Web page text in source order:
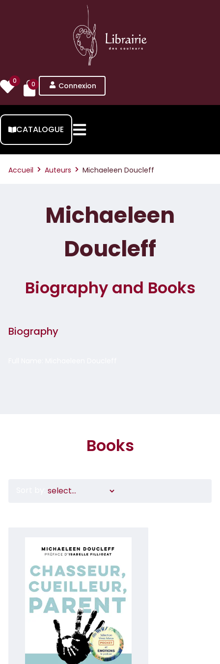
0 0 Connexion
CATALOGUE
Accueil Auteurs Michaeleen Doucleff
Michaeleen
Doucleff
Biography and Books
Biography
Books